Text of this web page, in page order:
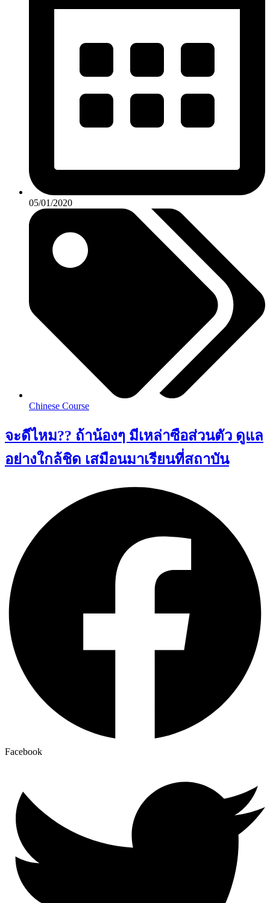
05/01/2020
Chinese Course
จะดีไหม?? ถ้าน้องๆ มีเหล่าซือส่วนตัว ดูแล
อย่างใกล้ชิด เสมือนมาเรียนที่สถาบัน
Facebook